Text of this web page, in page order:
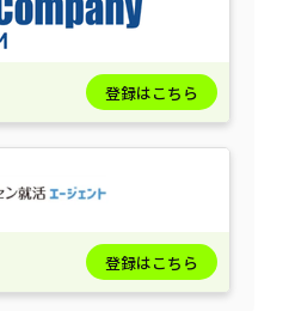
登録はこちら
登録はこちら